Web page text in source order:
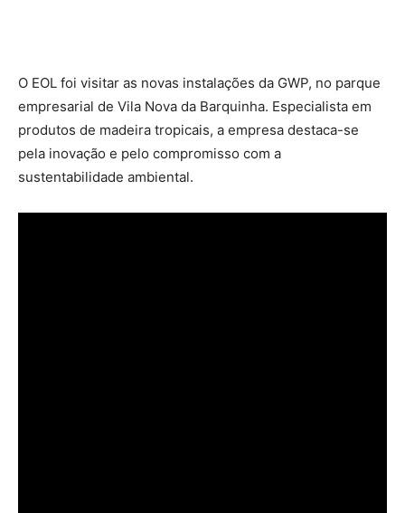
O EOL foi visitar as novas instalações da GWP, no parque
empresarial de Vila Nova da Barquinha. Especialista em
produtos de madeira tropicais, a empresa destaca-se
pela inovação e pelo compromisso com a
sustentabilidade ambiental.